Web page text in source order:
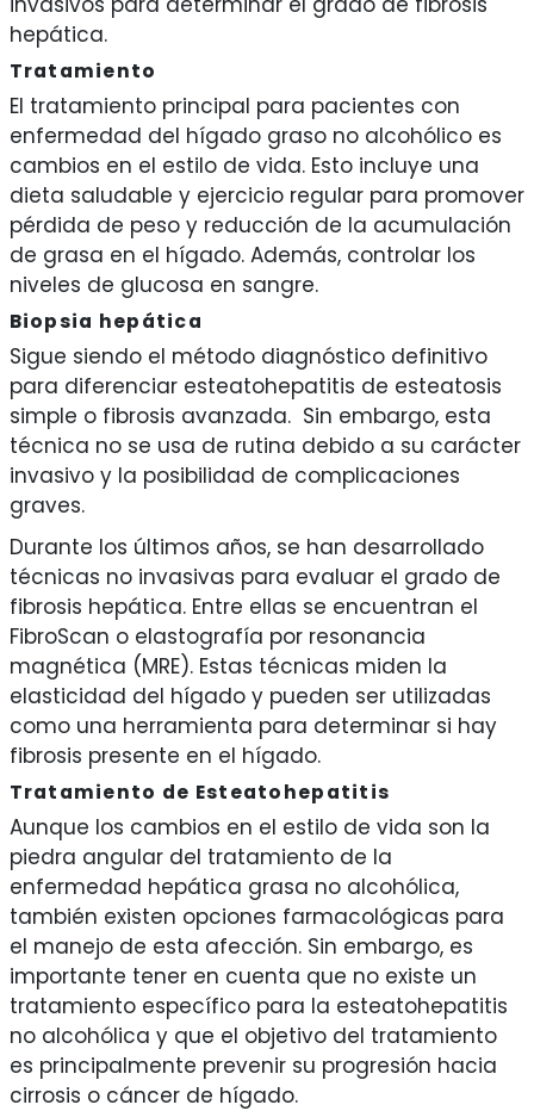
hepática.
Tratamiento
El tratamiento principal para pacientes con
enfermedad del hígado graso no alcohólico es
cambios en el estilo de vida. Esto incluye una
dieta saludable y ejercicio regular para promover
pérdida de peso y reducción de la acumulación
de grasa en el hígado. Además, controlar los
niveles de glucosa en sangre.
Biopsia hepática
Sigue siendo el método diagnóstico definitivo
para diferenciar esteatohepatitis de esteatosis
simple o fibrosis avanzada. Sin embargo, esta
técnica no se usa de rutina debido a su carácter
invasivo y la posibilidad de complicaciones
graves.
Durante los últimos años, se han desarrollado
técnicas no invasivas para evaluar el grado de
fibrosis hepática. Entre ellas se encuentran el
FibroScan o elastografía por resonancia
magnética (MRE). Estas técnicas miden la
elasticidad del hígado y pueden ser utilizadas
como una herramienta para determinar si hay
fibrosis presente en el hígado.
Tratamiento de Esteatohepatitis
Aunque los cambios en el estilo de vida son la
piedra angular del tratamiento de la
enfermedad hepática grasa no alcohólica,
también existen opciones farmacológicas para
el manejo de esta afección. Sin embargo, es
importante tener en cuenta que no existe un
tratamiento específico para la esteatohepatitis
no alcohólica y que el objetivo del tratamiento
es principalmente prevenir su progresión hacia
cirrosis o cáncer de hígado.